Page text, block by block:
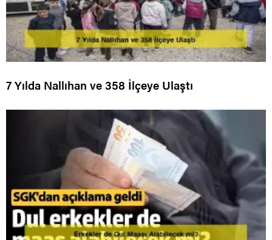
7 Yılda Nallıhan ve 358 İlçeye Ulaştı